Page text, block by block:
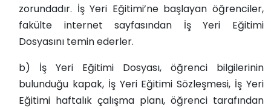
zorundadır. İş Yeri Eğitimi’ne başlayan öğrenciler,
fakülte internet sayfasından İş Yeri Eğitimi
Dosyasını temin ederler.
b) İş Yeri Eğitimi Dosyası, öğrenci bilgilerinin
bulunduğu kapak, İş Yeri Eğitimi Sözleşmesi, İş Yeri
Eğitimi haftalık çalışma planı, öğrenci tarafından